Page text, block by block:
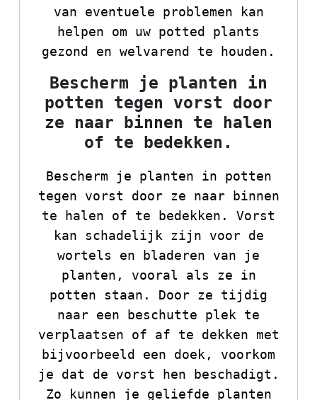
van eventuele problemen kan
helpen om uw potted plants
gezond en welvarend te houden.
Bescherm je planten in
potten tegen vorst door
ze naar binnen te halen
of te bedekken.
Bescherm je planten in potten
tegen vorst door ze naar binnen
te halen of te bedekken. Vorst
kan schadelijk zijn voor de
wortels en bladeren van je
planten, vooral als ze in
potten staan. Door ze tijdig
naar een beschutte plek te
verplaatsen of af te dekken met
bijvoorbeeld een doek, voorkom
je dat de vorst hen beschadigt.
Zo kunnen je geliefde planten